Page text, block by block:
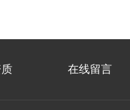
在线留言